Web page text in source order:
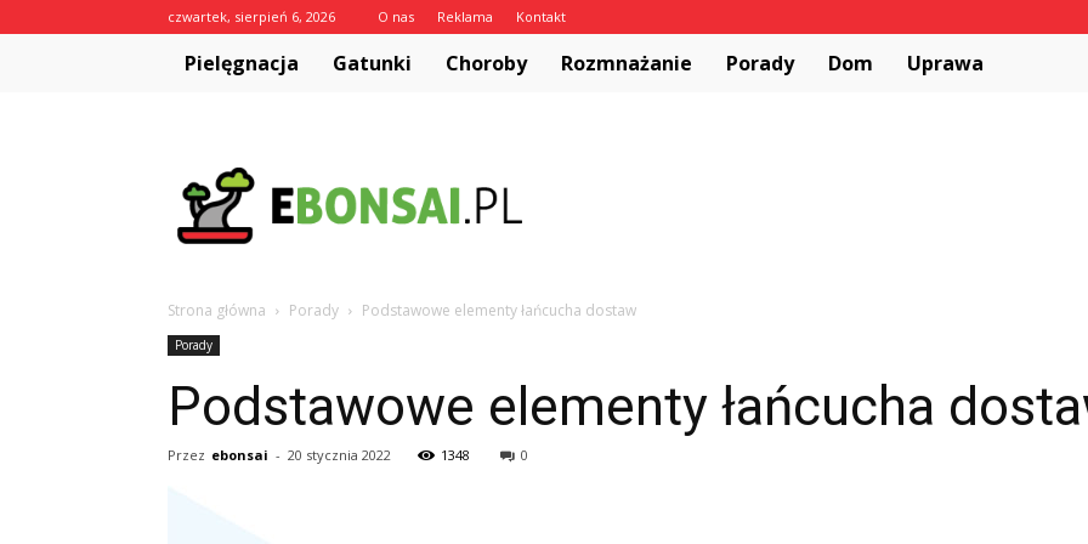
czwartek, sierpień 6, 2026 O nas Reklama Kontakt
Pielęgnacja Gatunki Choroby Rozmnażanie Porady Dom Uprawa
Strona główna Porady Podstawowe elementy łańcucha dostaw
Porady
Podstawowe elementy łańcucha
Przez ebonsai - 20 stycznia 2022 1348 0